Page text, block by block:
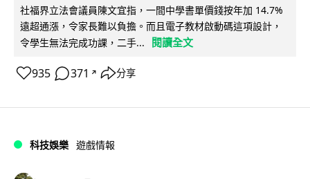
社福界立法會議員陳文宜指，一間中學書單價錢按年加 14.7%
遠超通漲，令家長難以負擔。而且電子教材啟動碼這項設計，
令學生無法完成功課，二手...
閱讀全文
935 371 ↗ 分享
科技娛樂 遊戲情報